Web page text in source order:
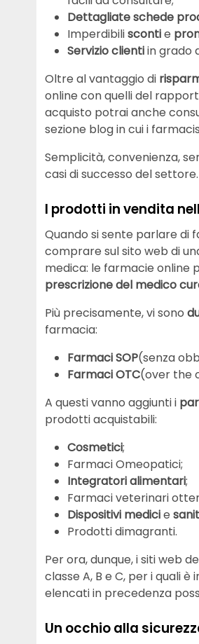
Dettagliateschede
Imperdibiliscontie
Servizio clientiin grado
Oltre al vantaggio di
online con quelli del
acquisto potrai anche
sezione blog in cui i
Semplicità, convenienza,
casi di successo del settore.
I prodotti in vendita
Quando si sente parlare di
comprare sul sito web di
medica: le farmacie online
prescrizione del medico
Più precisamente, vi sono
farmacia:
Farmaci SOP(senza
Farmaci OTC(over the
A questi vanno aggiunti i
prodotti acquistabili:
Cosmetici;
Farmaci Omeopatici;
Integratorialimentari;
Farmaci veterinari
Dispositivi medicie
Prodotti dimagranti.
Per ora, dunque, i siti web
classe A, B e C, per i quali
elencati in precedenza
Un occhio alla